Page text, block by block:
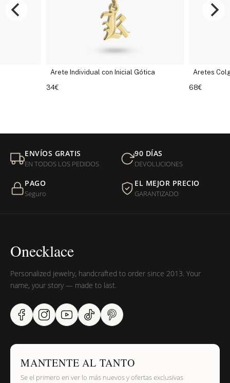
Arete Individual con Inicial Gótica
Aretes Colgantes con
ENVÍOS GRATIS
EN TODOS LOS PEDIDOS
90 DÍAS
DEVOLUCIONES
PAGO
Seguro
EL MEJOR PRECIO
GARANTIZADO
Onecklace
Personalized jewelry, handcrafted to order since 2013. Your
name, your story — made to last.
MANTENTE AL TANTO
Se el primero en ver lo más nuevos y ofertas exclusivas